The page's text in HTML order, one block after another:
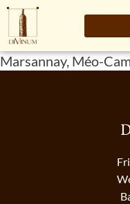
Marsannay, Méo-